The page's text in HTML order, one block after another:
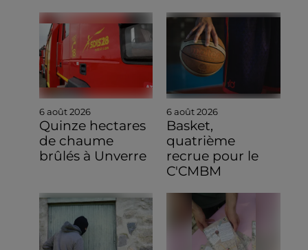
6 août 2026
Quinze hectares
de chaume
brûlés à Unverre
6 août 2026
Basket,
quatrième
recrue pour le
C'CMBM